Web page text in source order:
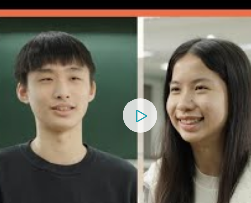
職專班暨管理學院碩士專班(Global MBA)正備取生報到
班招生」成績查詢系統